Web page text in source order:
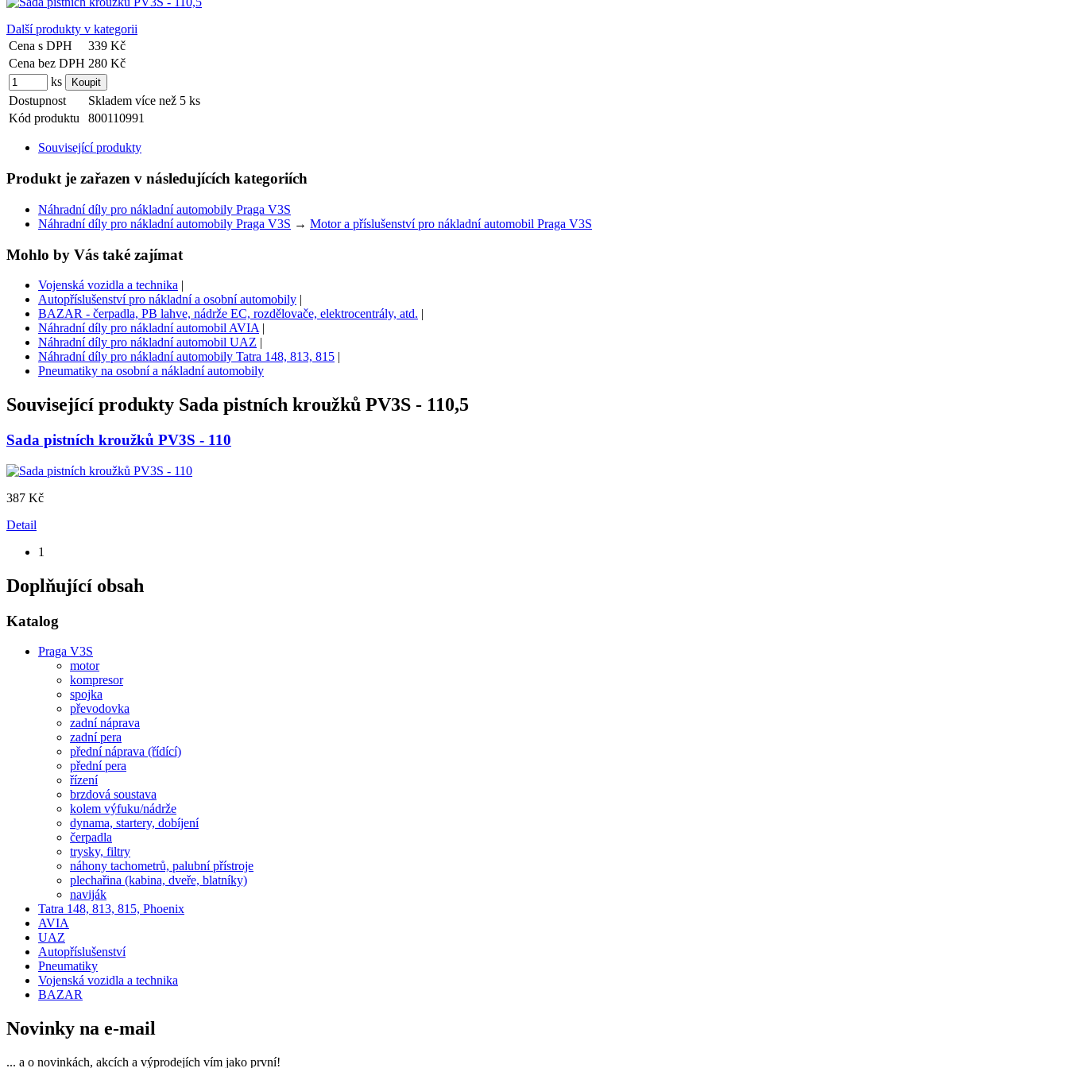
Další produkty v kategorii
Cena s DPH
339 Kč
Cena bez DPH 280 Kč
ks
Dostupnost
Skladem více než 5 ks
Kód produktu
800110991
Související produkty
Produkt je zařazen v následujících kategoriích
Náhradní díly pro nákladní automobily Praga V3S
Náhradní díly pro nákladní automobily Praga V3S → Motor a příslušenství pro nákladní automobil Praga V3S
Mohlo by Vás také zajímat
Vojenská vozidla a technika |
Autopříslušenství pro nákladní a osobní automobily |
BAZAR - čerpadla, PB lahve, nádrže EC, rozdělovače, elektrocentrály, atd. |
Náhradní díly pro nákladní automobil AVIA |
Náhradní díly pro nákladní automobil UAZ |
Náhradní díly pro nákladní automobily Tatra 148, 813, 815 |
Pneumatiky na osobní a nákladní automobily
Související produkty Sada pistních kroužků PV3S - 110,5
Sada pistních kroužků PV3S - 110
387 Kč
Detail
1
Doplňující obsah
Katalog
Praga V3S
motor
kompresor
spojka
převodovka
zadní náprava
zadní pera
přední náprava (řídící)
přední pera
řízení
brzdová soustava
kolem výfuku/nádrže
dynama, startery, dobíjení
čerpadla
trysky, filtry
náhony tachometrů, palubní přístroje
plechařina (kabina, dveře, blatníky)
naviják
Tatra 148, 813, 815, Phoenix
AVIA
UAZ
Autopříslušenství
Pneumatiky
Vojenská vozidla a technika
BAZAR
Novinky na e-mail
... a o novinkách, akcích a výprodejích vím jako první!